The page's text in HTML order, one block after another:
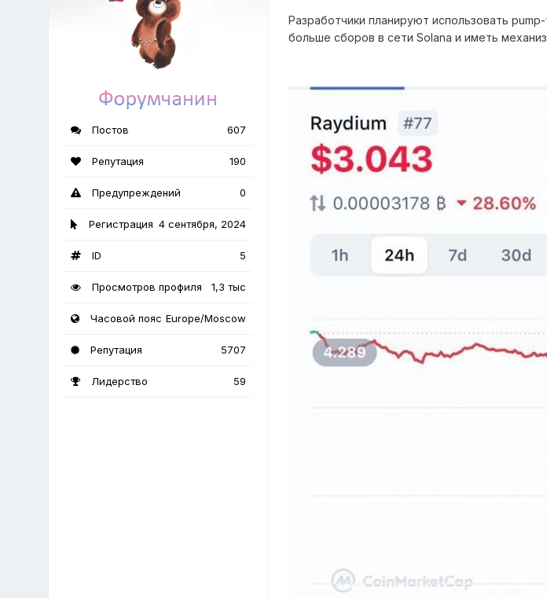
Постов 607
Репутация 190
Предупреждений 0
Регистрация 4 сентября, 2024
ID 5
Просмотров профиля 1,3 тыс
Часовой пояс Europe/Moscow
Репутация 5707
Лидерство 59
Разработчики планируют использовать
больше сборов в сети Solana и иметь